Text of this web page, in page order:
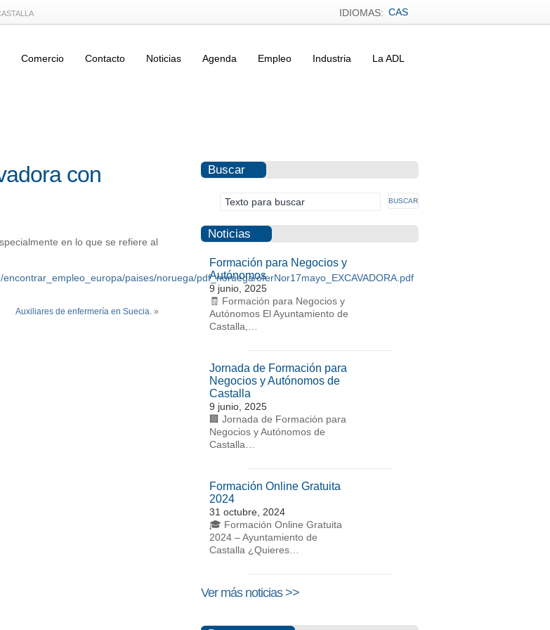
IDIOMAS: CAS
Comercio Contacto Noticias Agenda Empleo Industria La ADL
con
en lo que se refiere al
paises/noruega/pdf_noruega/oferNor17mayo_EXCAVADORA.pdf
Auxiliares de enfermería en Suecia. »
Buscar
Noticias
Formación para Negocios y
Autónomos
9 junio, 2025
🧾 Formación para Negocios y
Autónomos El Ayuntamiento de
Castalla,…
Jornada de Formación para
Negocios y Autónomos de
Castalla
9 junio, 2025
🏢 Jornada de Formación para
Negocios y Autónomos de
Castalla…
Formación Online Gratuita
2024
31 octubre, 2024
🎓 Formación Online Gratuita
2024 – Ayuntamiento de
Castalla ¿Quieres…
Ver más noticias >>